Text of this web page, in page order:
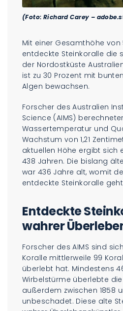
(Foto: Richard Carey –
Mit einer Gesamthöhe von
entdeckte Steinkoralle die
der Nordostküste
ist zu 30 Prozent mit
Algen bewachsen.
Forscher des Australien
Science (AIMS)
Wassertemperatur und
Wachstum von 1,21
aktuellen Höhe ergibt sich
438 Jahren. Die bislang
war 436 Jahre alt, womit
entdeckte Steinkoralle
Entdeckte
wahrer
Forscher des AIMS sind
Koralle mittlerweile 99
überlebt hat. Mindestens
Wirbelstürme überlebte
außerdem zwischen 1858
unbeschadet. Diese alte